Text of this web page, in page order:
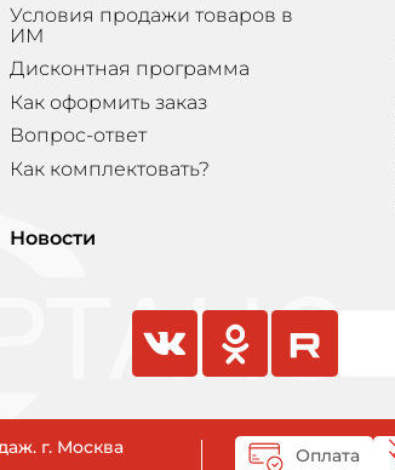
Условия продажи товаров в
ИМ
Дисконтная программа
Как оформить заказ
Вопрос-ответ
Как комплектовать?
Новости
vkontakteodnoklasniki rutube
г. Москва Оплата